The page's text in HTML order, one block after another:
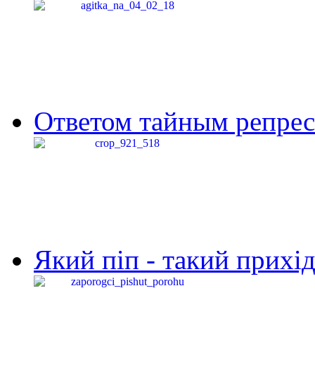
Ответом тайным
Який піп - такий